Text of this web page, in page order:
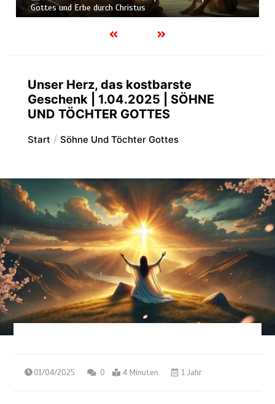
Herrn, solange Er zu finden ist
Unser Herz, das kostbarste
Geschenk | 1.04.2025 | SÖHNE
UND TÖCHTER GOTTES
Start Söhne Und Töchter Gottes
01/04/2025 0 4 Minuten 1 Jahr